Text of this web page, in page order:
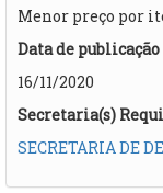
Menor preço por
Data de publicação
16/11/2020
Secretaria(s)
SECRETARIA DE